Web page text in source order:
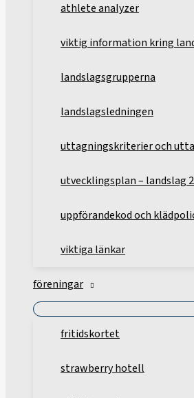
athlete analyzer
viktig information kring
landslagsgrupperna
landslagsledningen
uttagningskriterier och
utvecklingsplan – landslag
uppförandekod och
viktiga länkar
föreningar
fritidskortet
strawberry hotell